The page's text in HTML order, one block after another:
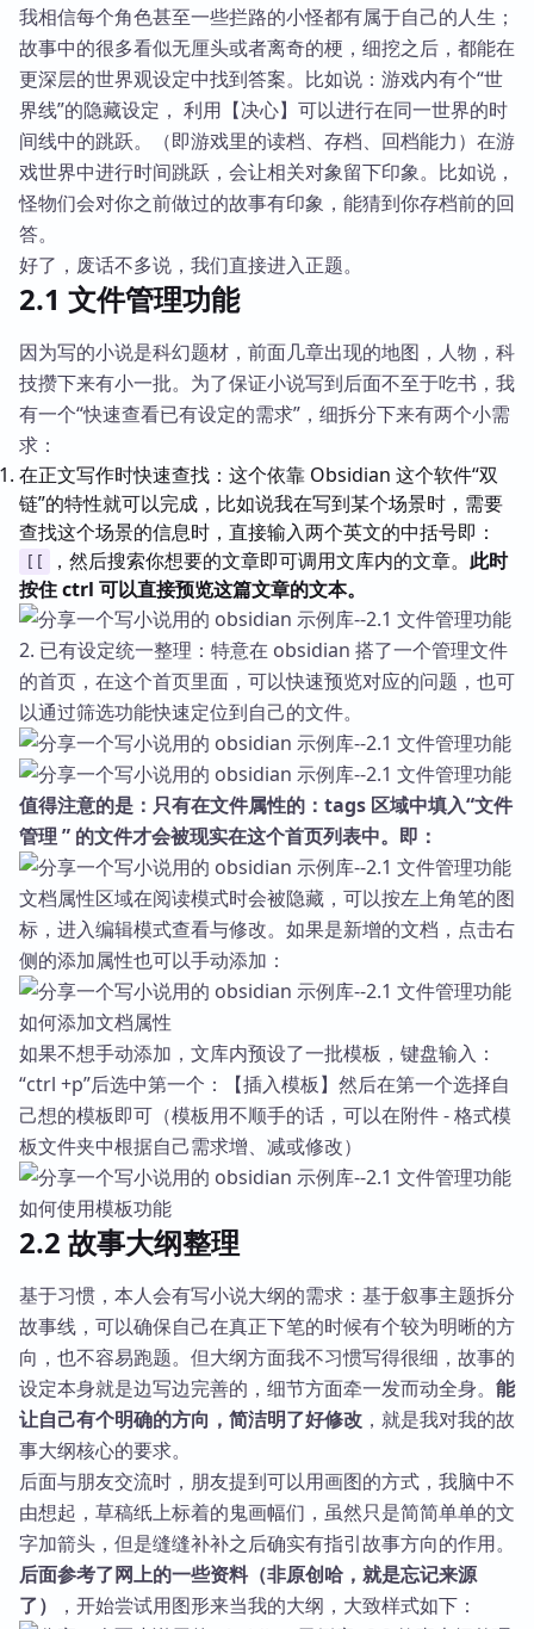
我相信每个角色甚至一些拦路的小怪都有属于自己的人生；
故事中的很多看似无厘头或者离奇的梗，细挖之后，都能在
更深层的世界观设定中找到答案。比如说：游戏内有个“世
界线”的隐藏设定， 利用【决心】可以进行在同一世界的时
间线中的跳跃。（即游戏里的读档、存档、回档能力）在游
戏世界中进行时间跳跃，会让相关对象留下印象。比如说，
怪物们会对你之前做过的故事有印象，能猜到你存档前的回
答。
好了，废话不多说，我们直接进入正题。
2.1 文件管理功能
因为写的小说是科幻题材，前面几章出现的地图，人物，科
技攒下来有小一批。为了保证小说写到后面不至于吃书，我
有一个“快速查看已有设定的需求”，细拆分下来有两个小需
求：
在正文写作时快速查找：这个依靠 Obsidian 这个软件“双
链”的特性就可以完成，比如说我在写到某个场景时，需要
查找这个场景的信息时，直接输入两个英文的中括号即：
[[ ，然后搜索你想要的文章即可调用文库内的文章。 此时
按住 ctrl 可以直接预览这篇文章的文本。
2. 已有设定统一整理：特意在 obsidian 搭了一个管理文件
的首页，在这个首页里面，可以快速预览对应的问题，也可
以通过筛选功能快速定位到自己的文件。
值得注意的是：只有在文件属性的：tags 区域中填入“文件
管理 ” 的文件才会被现实在这个首页列表中。即：
文档属性区域在阅读模式时会被隐藏，可以按左上角笔的图
标，进入编辑模式查看与修改。如果是新增的文档，点击右
侧的添加属性也可以手动添加：
如何添加文档属性
如果不想手动添加，文库内预设了一批模板，键盘输入：
“ctrl +p”后选中第一个：【插入模板】然后在第一个选择自
己想的模板即可（模板用不顺手的话，可以在附件 - 格式模
板文件夹中根据自己需求增、减或修改）
如何使用模板功能
2.2 故事大纲整理
基于习惯，本人会有写小说大纲的需求：基于叙事主题拆分
故事线，可以确保自己在真正下笔的时候有个较为明晰的方
向，也不容易跑题。但大纲方面我不习惯写得很细，故事的
设定本身就是边写边完善的，细节方面牵一发而动全身。 能
让自己有个明确的方向，简洁明了好修改 ，就是我对我的故
事大纲核心的要求。
后面与朋友交流时，朋友提到可以用画图的方式，我脑中不
由想起，草稿纸上标着的鬼画幅们，虽然只是简简单单的文
字加箭头，但是缝缝补补之后确实有指引故事方向的作用。
后面参考了网上的一些资料（非原创哈，就是忘记来源
了）
，开始尝试用图形来当我的大纲，大致样式如下：